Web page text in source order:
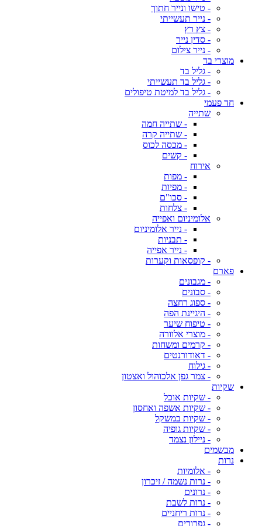
- טישו ונייר חתוך
- נייר תעשייתי
- צץ רץ
- סדין נייר
- נייר צילום
מוצרי בד
- גליל בד
- גליל בד תעשייתי
- גליל בד למיטת טיפולים
חד פעמי
שתייה
- שתייה חמה
- שתייה קרה
- מכסה לכוס
- קשים
אירוח
- מפות
- מפיות
- סכו"ם
- צלחות
אלומיניום ואפייה
- נייר אלומיניום
- תבניות
- נייר אפייה
- קופסאות וקערות
פארם
- מגבונים
- סבונים
- ספוג רחצה
- היגיינת הפה
- טיפוח שיער
- מוצרי אלוורה
- קרמים ומשחות
- דאודורנטים
- גילוח
- צמר גפן אלכוהול ואצטון
שקיות
- שקיות אוכל
- שקיות אשפה ואחסון
- שקיות במשקל
- שקיות גופיה
- ניילון נצמד
מבשמים
נרות
- אלומיות
- נרות נשמה / זיכרון
- נרונים
- נרות לשבת
- נרות ריחניים
- גפרורים